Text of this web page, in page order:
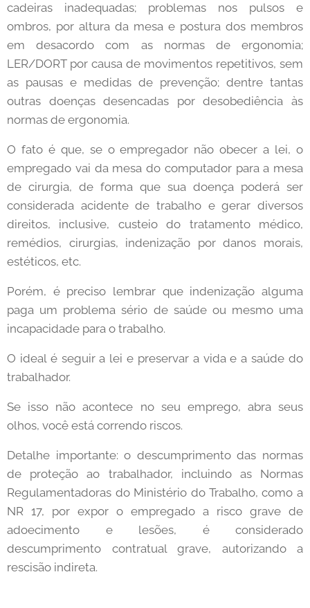
cadeiras inadequadas; problemas nos pulsos e
ombros, por altura da mesa e postura dos membros
em desacordo com as normas de ergonomia;
LER/DORT por causa de movimentos repetitivos, sem
as pausas e medidas de prevenção; dentre tantas
outras doenças desencadas por desobediência às
normas de ergonomia.
O fato é que, se o empregador não obecer a lei, o
empregado vai da mesa do computador para a mesa
de cirurgia, de forma que sua doença poderá ser
considerada acidente de trabalho e gerar diversos
direitos, inclusive, custeio do tratamento médico,
remédios, cirurgias, indenização por danos morais,
estéticos, etc.
Porém, é preciso lembrar que indenização alguma
paga um problema sério de saúde ou mesmo uma
incapacidade para o trabalho.
O ideal é seguir a lei e preservar a vida e a saúde do
trabalhador.
Se isso não acontece no seu emprego, abra seus
olhos, você está correndo riscos.
Detalhe importante: o descumprimento das normas
de proteção ao trabalhador, incluindo as Normas
Regulamentadoras do Ministério do Trabalho, como a
NR 17, por expor o empregado a risco grave de
adoecimento e lesões, é considerado
descumprimento contratual grave, autorizando a
rescisão indireta.